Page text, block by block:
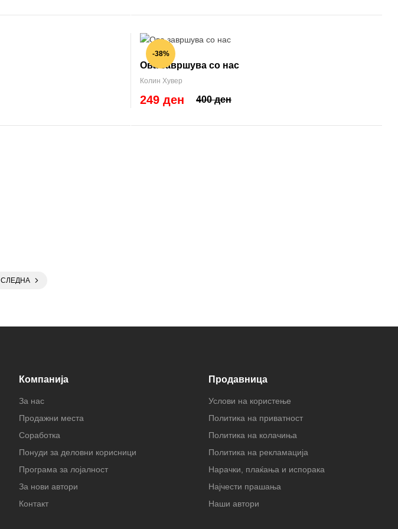
-38%
Ова завршува со нас
Колин Хувер
400 ден
249 ден
СЛЕДНА
Компанија
За нас
Продажни места
Соработка
Понуди за деловни корисници
Програма за лојалност
За нови автори
Контакт
Продавница
Услови на користење
Политика на приватност
Политика на колачиња
Политика на рекламација
Нарачки, плаќања и испорака
Најчести прашања
Наши автори